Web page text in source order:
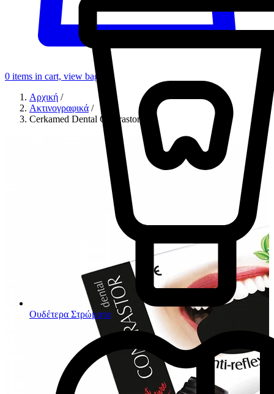
Ουδέτερα Στρώματα
0 items in cart, view bag
Αρχική /
Ακτινογραφικά /
Cerkamed Dental Contrastor